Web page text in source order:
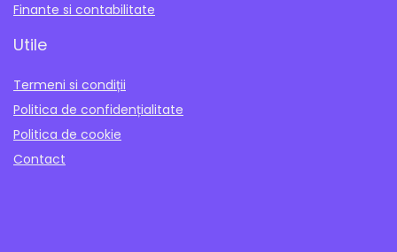
Finante si contabilitate
Utile
Termeni si condiții
Politica de confidențialitate
Politica de cookie
Contact